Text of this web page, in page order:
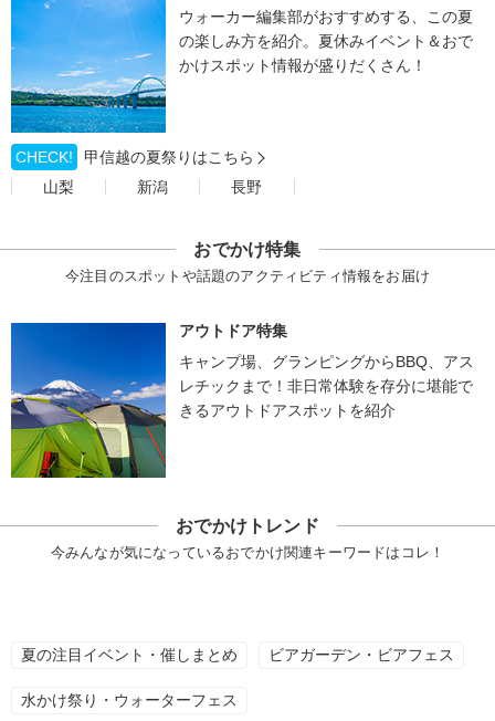
ウォーカー編集部がおすすめする、この夏
の楽しみ方を紹介。夏休みイベント＆おで
かけスポット情報が盛りだくさん！
CHECK!
甲信越の夏祭りはこちら
山梨
新潟 長野
おでかけ特集
今注目のスポットや話題のアクティビティ情報をお届け
アウトドア特集
キャンプ場、グランピングからBBQ、アス
レチックまで！非日常体験を存分に堪能で
きるアウトドアスポットを紹介
おでかけトレンド
今みんなが気になっているおでかけ関連キーワードはコレ！
夏の注目イベント・催しまとめ ビアガーデン・ビアフェス
水かけ祭り・ウォーターフェス